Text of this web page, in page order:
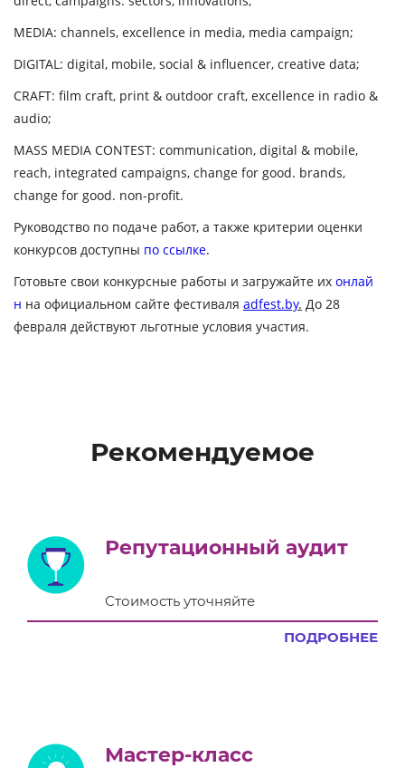
MEDIA: channels, excellence in media, media campaign;
DIGITAL : digital, mobile, social & influencer, creative data;
CRAFT: film craft, print & outdoor craft, excellence in radio &
audio;
MASS MEDIA CONTEST: communication, digital & mobile,
reach, integrated campaigns, change for good. brands,
change for good. non-profit.
Руководство по подаче работ, а также критерии оценки
конкурсов доступны по ссылке.
Готовьте свои конкурсные работы и загружайте их онлай
н на официальном сайте фестиваля adfest.by. До 28
февраля действуют льготные условия участия.
Рекомендуемое
Репутационный аудит
Стоимость уточняйте
ПОДРОБНЕЕ
Мастер-класс